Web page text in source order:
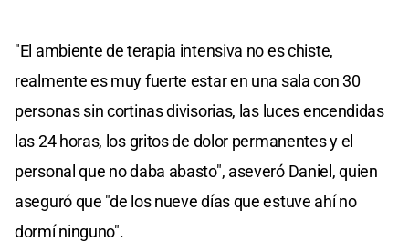
"El ambiente de terapia intensiva no es chiste,
realmente es muy fuerte estar en una sala con 30
personas sin cortinas divisorias, las luces encendidas
las 24 horas, los gritos de dolor permanentes y el
personal que no daba abasto", aseveró Daniel, quien
aseguró que "de los nueve días que estuve ahí no
dormí ninguno".